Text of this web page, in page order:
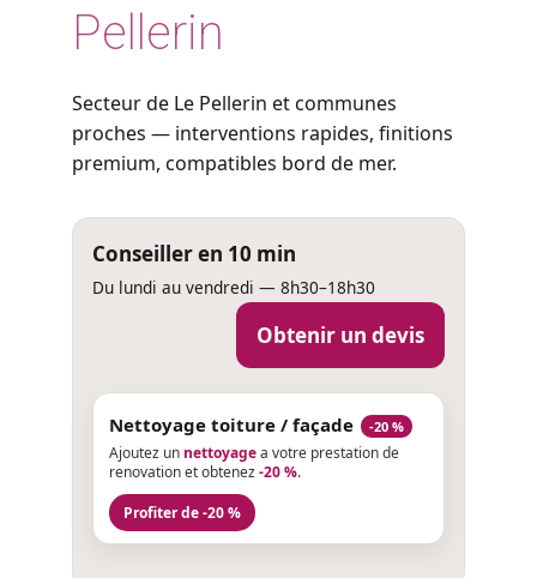
Pellerin
Secteur de Le Pellerin et communes
proches — interventions rapides, finitions
premium, compatibles bord de mer.
Conseiller en 10 min
Du lundi au vendredi — 8h30–18h30
Obtenir un devis
Nettoyage toiture / façade -20 %
Ajoutez un nettoyagea votre prestation de
renovation et obtenez-20 %.
Profiter de -20 %